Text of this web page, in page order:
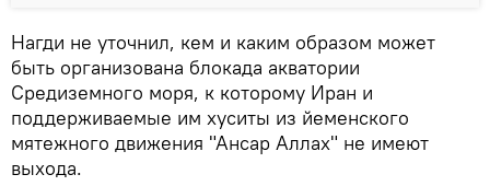
Нагди не уточнил, кем и каким образом может
быть организована блокада акватории
Средиземного моря, к которому Иран и
поддерживаемые им хуситы из йеменского
мятежного движения "Ансар Аллах" не имеют
выхода.